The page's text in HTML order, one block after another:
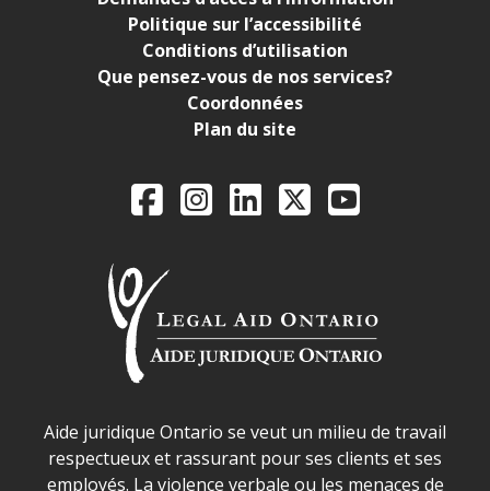
Politique sur l’accessibilité
Conditions d’utilisation
Que pensez-vous de nos services?
Coordonnées
Plan du site
Legal Aid Ontario
FacebookInstagram
LinkedIn
X YouTube
Déclaration sur la sécurité dans les locaux d'AJO.
Aide juridique Ontario se veut un milieu de travail
respectueux et rassurant pour ses clients et ses
employés. La violence verbale ou les menaces de